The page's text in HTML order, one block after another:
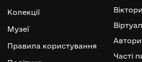
Колекції
Музеї
Правила користування
Автори
Часті